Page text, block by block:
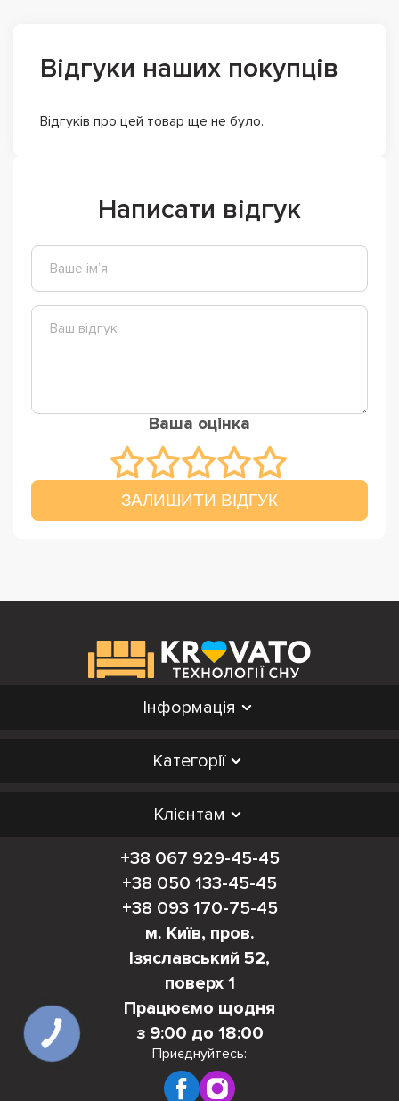
Відгуки наших покупців
Відгуків про цей товар ще не було.
Написати відгук
Ваша оцінка
ЗАЛИШИТИ ВІДГУК
Інформація
Категорії
Клієнтам
+38 067 929-45-45
+38 050 133-45-45
+38 093 170-75-45
м. Київ, пров.
Ізяславський 52,
поверх 1
Працюємо щодня
з 9:00 до 18:00
Приєднуйтесь:
КНОПКА
ЗВ'ЯЗКУ